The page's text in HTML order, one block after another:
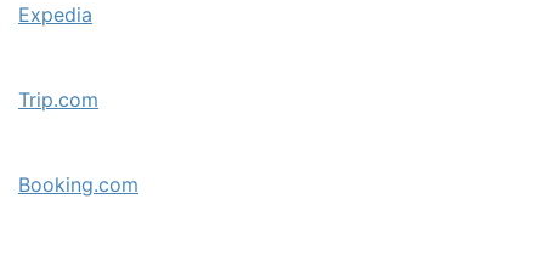
Expedia
Trip.com
Booking.com